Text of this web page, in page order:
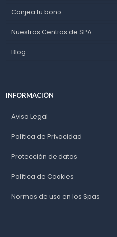
Canjea tu bono
Nuestros Centros de SPA
Blog
INFORMACIÓN
Aviso Legal
Política de Privacidad
Protección de datos
Política de Cookies
Normas de uso en los Spas